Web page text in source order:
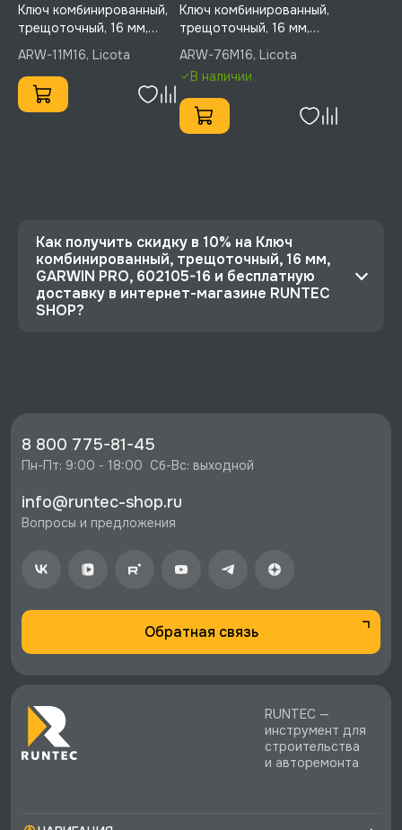
Ключ комбинированный,
трещоточный, 16 мм,
Licota, ARW-11M16
ARW-11M16, Licota
Ключ комбинированный,
трещоточный, 16 мм,
Licota, ARW-76M16
ARW-76M16, Licota
В наличии
Как получить скидку в 10% на Ключ
комбинированный, трещоточный, 16 мм,
GARWIN PRO, 602105-16 и бесплатную
доставку в интернет-магазине RUNTEC
SHOP?
977 руб.
⚡️ Бесплатная доставка в Москве, Санкт-
стоимости заказа.
8 800 775-81-45
Пн-Пт: 9:00 - 18:00  Сб-Вс: выходной
info@runtec-shop.ru
Вопросы и предложения
Обратная связь
RUNTEC —
инструмент для
строительства
и авторемонта